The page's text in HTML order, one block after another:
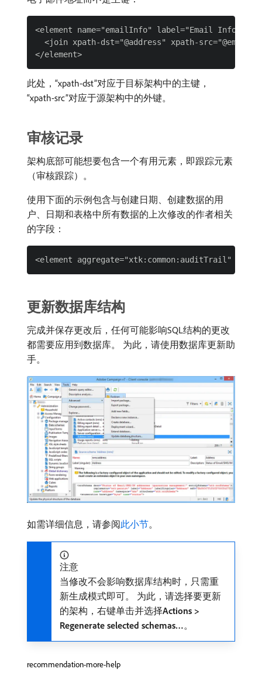
<element name="emailInfo" label="Email Info"
<join xpath-dst="@address" xpath-src="@email"/
此处，“xpath-dst”对应于目标架构中的主键，
“xpath-src”对应于源架构中的外键。
审核记录
架构底部可能想要包含一个有用元素，即跟踪元素
（审核跟踪）。
使用下面的示例包含与创建日期、创建数据的用
户、日期和表格中所有数据的上次修改的作者相关
的字段：
更新数据库结构
完成并保存更改后，任何可能影响SQL结构的更改
都需要应用到数据库。 为此，请使用数据库更新助
手。
如需详细信息，请参阅此小节。
注意
当修改不会影响数据库结构时，只需重
新生成模式即可。 为此，请选择要更新
的架构，右键单击并选择​Actions >
Regenerate selected schemas…。
recommendation-more-help